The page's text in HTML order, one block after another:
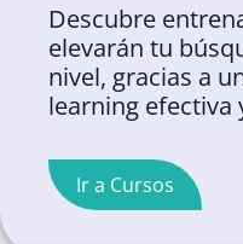
Descubre
elevarán tu
nivel, gracias a
learning efectiva
Ir a Cursos